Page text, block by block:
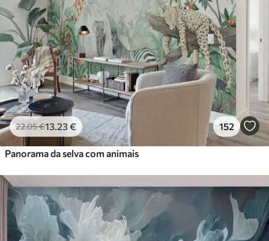
22.05€13 .23€ 152
Panorama da selva com animais